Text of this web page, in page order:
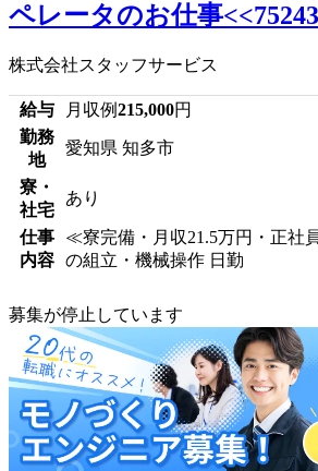
ペレータのお仕事
株式会社スタッフサービス
給与 月収例215,000円
勤務
地
愛知県 知多市
寮・
社宅
あり
仕事
内容
≪寮完備・月収21.5万円・正社
の組立・機械操作 日勤
募集が停止しています